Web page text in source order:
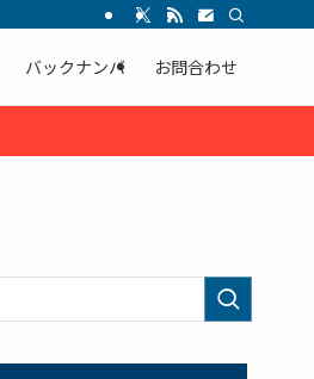
バックナンバ お問合わせ